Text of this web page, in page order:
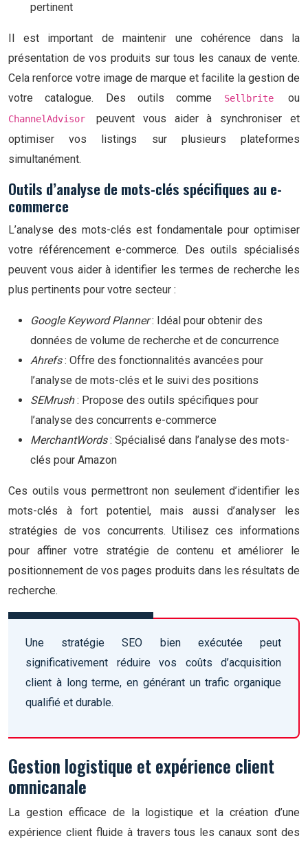
pertinent
Il est important de maintenir une cohérence dans la
présentation de vos produits sur tous les canaux de vente.
Cela renforce votre image de marque et facilite la gestion de
votre catalogue. Des outils comme
Sellbriteou
ChannelAdvisor peuvent vous aider à synchroniser et
optimiser vos listings sur plusieurs plateformes
simultanément.
Outils d’analyse de mots-clés spécifiques au e-
commerce
L’analyse des mots-clés est fondamentale pour optimiser
votre référencement e-commerce. Des outils spécialisés
peuvent vous aider à identifier les termes de recherche les
plus pertinents pour votre secteur :
Google Keyword Planner: Idéal pour obtenir des
données de volume de recherche et de concurrence
Ahrefs: Offre des fonctionnalités avancées pour
l’analyse de mots-clés et le suivi des positions
SEMrush: Propose des outils spécifiques pour
l’analyse des concurrents e-commerce
MerchantWords: Spécialisé dans l’analyse des mots-
clés pour Amazon
Ces outils vous permettront non seulement d’identifier les
mots-clés à fort potentiel, mais aussi d’analyser les
stratégies de vos concurrents. Utilisez ces informations
pour affiner votre stratégie de contenu et améliorer le
positionnement de vos pages produits dans les résultats de
recherche.
Une stratégie SEO bien exécutée peut
significativement réduire vos coûts d’acquisition
client à long terme, en générant un trafic organique
qualifié et durable.
Gestion logistique et expérience client
omnicanale
La gestion efficace de la logistique et la création d’une
expérience client fluide à travers tous les canaux sont des